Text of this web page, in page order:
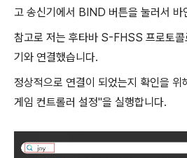
고 송신기에서 BIND 버튼을 눌러서 바
참고로 저는 후타바 S-FHSS 프로토
기와 연결했습니다.
정상적으로 연결이 되었는지 확인을
게임 컨트롤러 설정"을 실행합니다.